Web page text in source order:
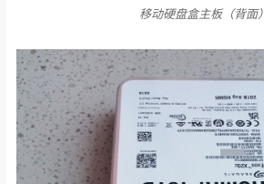
移动硬盘盒主板（背面）